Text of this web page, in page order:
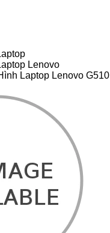
Lenovo
Laptop Lenovo G510